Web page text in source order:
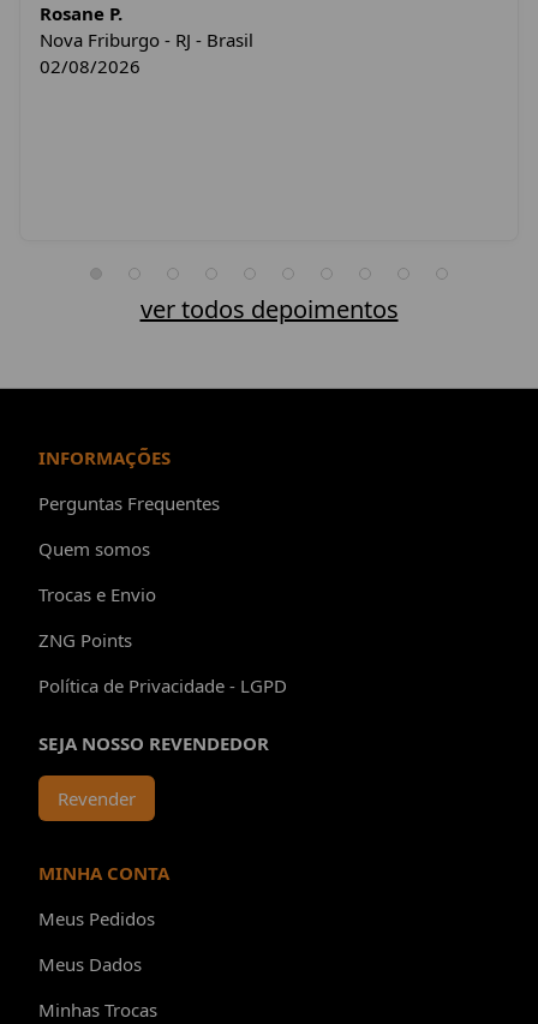
Rosane P.
Nova Friburgo - RJ - Brasil
02/08/2026
ver todos depoimentos
INFORMAÇÕES
Perguntas Frequentes
Quem somos
Trocas e Envio
ZNG Points
Política de Privacidade - LGPD
SEJA NOSSO REVENDEDOR
Revender
MINHA CONTA
Meus Pedidos
Meus Dados
Minhas Trocas